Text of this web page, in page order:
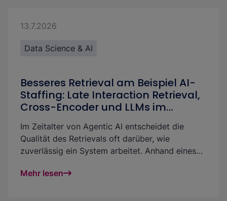
13.7.2026
Data Science & AI
Besseres Retrieval am Beispiel AI-
Staffing: Late Interaction Retrieval,
Cross-Encoder und LLMs im
Im Zeitalter von Agentic AI entscheidet die
Qualität des Retrievals oft darüber, wie
zuverlässig ein System arbeitet. Anhand eines
Retrieval mit Late Interaction Retrieval, Cross-
Mehr lesen